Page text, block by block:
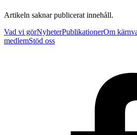
Artikeln saknar publicerat innehåll.
Vad vi görNyheterPublikationerOm
medlemStöd oss